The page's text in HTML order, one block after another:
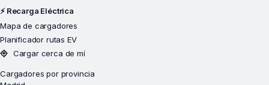
⚡ Recarga Eléctrica
Mapa de cargadores
Planificador rutas EV
Cargar cerca de mí
Cargadores por provincia